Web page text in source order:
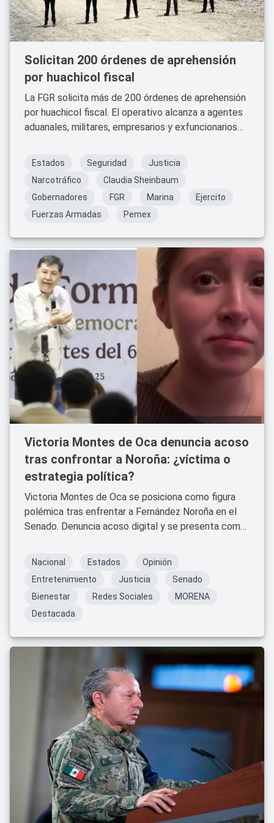
Solicitan 200 órdenes de aprehensión
por huachicol fiscal
La FGR solicita más de 200 órdenes de aprehensión
por huachicol fiscal. El operativo alcanza a agentes
aduanales, militares, empresarios y exfuncionarios
Estados Seguridad
Justicia
Narcotráfico
Claudia Sheinbaum
Gobernadores
FGR Marina
Ejercito
Fuerzas Armadas
Pemex
Victoria Montes de Oca denuncia acoso
tras confrontar a Noroña: ¿víctima o
estrategia política?
Victoria Montes de Oca se posiciona como figura
polémica tras enfrentar a Fernández Noroña en el
Senado. Denuncia acoso digital y se presenta como
Nacional Estados
Opinión
Entretenimiento
Justicia
Senado
Bienestar
Redes Sociales
MORENA
Destacada